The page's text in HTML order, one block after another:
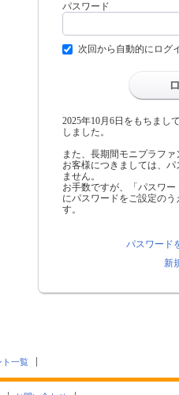
パスワード
次回から自動的にログ
2025年10月6日をもちまし
しました。
また、長期間モニプラフ
お客様につきましては、
ません。
お手数ですが、「パスワ
にパスワードをご設定の
す。
パスワード
新
ト一覧